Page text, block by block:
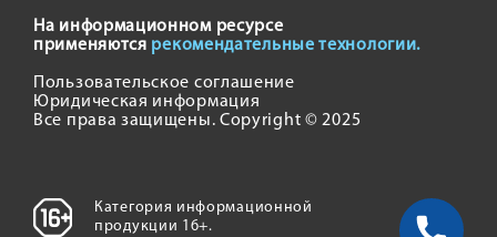
На информационном ресурсе
применяются рекомендательные технологии.
Пользовательское соглашение
Юридическая информация
Все права защищены. Copyright © 2025
Категория информационной
продукции 16+.